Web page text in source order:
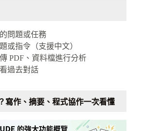
問題或任務
或指令（支援中文）
傳 PDF、資料檔進行分析
過去對話
寫作、摘要、程式協作一次看懂